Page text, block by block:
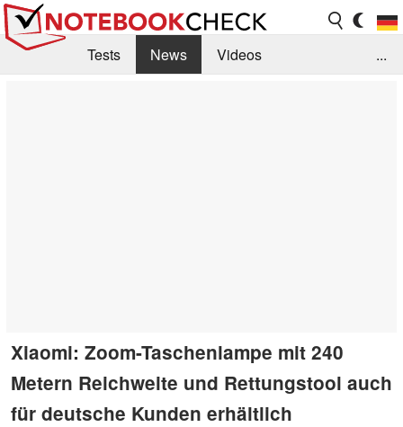
Tests News
Videos
...
Xiaomi: Zoom-Taschenlampe mit 240
Metern Reichweite und Rettungstool auch
für deutsche Kunden erhältlich